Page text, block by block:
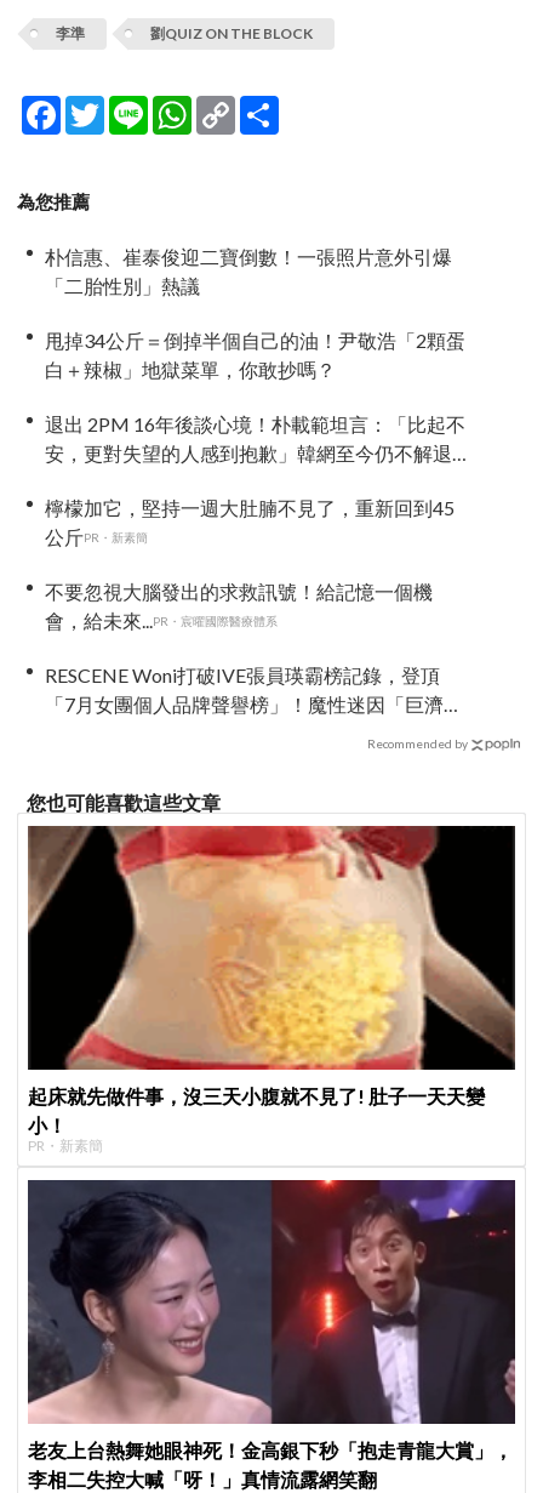
李準 劉QUIZ ON THE BLOCK
Facebook
TwitterLine WhatsApp
Copy
Link
為您推薦
朴信惠、崔泰俊迎二寶倒數！一張照片意外引爆
「二胎性別」熱議
甩掉34公斤＝倒掉半個自己的油！尹敬浩「2顆蛋
白＋辣椒」地獄菜單，你敢抄嗎？
退出 2PM 16年後談心境！朴載範坦言：「比起不
安，更對失望的人感到抱歉」韓網至今仍不解退
檸檬加它，堅持一週大肚腩不見了，重新回到45
公斤PR・新素簡
不要忽視大腦發出的求救訊號！給記憶一個機
會，給未來...PR・宸曜國際醫療體系
RESCENE Woni打破IVE張員瑛霸榜記錄，登頂
「7月女團個人品牌聲譽榜」！魔性迷因「巨濟呀
Recommended by
您也可能喜歡這些文章
起床就先做件事，沒三天小腹就不見了! 肚子一天天變
小！
PR・新素簡
老友上台熱舞她眼神死！金高銀下秒「抱走青龍大賞」，
李相二失控大喊「呀！」真情流露網笑翻